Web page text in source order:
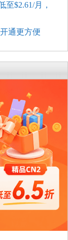
至$2.61/月，
通更方便